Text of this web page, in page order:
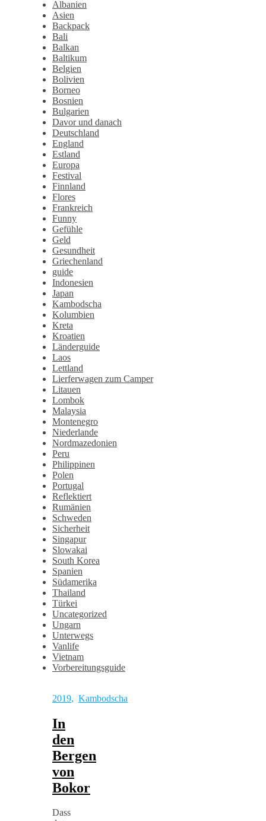
Albanien
Asien
Backpack
Bali
Balkan
Baltikum
Belgien
Bolivien
Borneo
Bosnien
Bulgarien
Davor und danach
Deutschland
England
Estland
Europa
Festival
Finnland
Flores
Frankreich
Funny
Gefühle
Geld
Gesundheit
Griechenland
guide
Indonesien
Japan
Kambodscha
Kolumbien
Kreta
Kroatien
Länderguide
Laos
Lettland
Lierferwagen zum Camper
Litauen
Lombok
Malaysia
Montenegro
Niederlande
Nordmazedonien
Peru
Philippinen
Polen
Portugal
Reflektiert
Rumänien
Schweden
Sicherheit
Singapur
Slowakai
South Korea
Spanien
Südamerika
Thailand
Türkei
Uncategorized
Ungarn
Unterwegs
Vanlife
Vietnam
Vorbereitungsguide
2019, Kambodscha
In
den
Bergen
von
Bokor
Dass